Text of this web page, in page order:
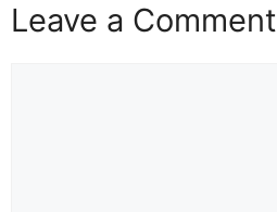
Leave a Comment